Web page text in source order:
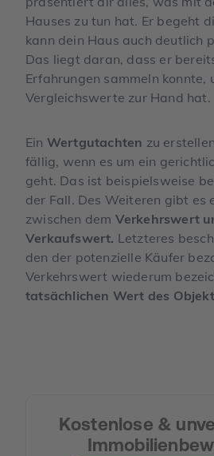
Hauses zu tun hat. Er begeht
kann dein Haus auch deutlich
Das liegt daran, dass er
Erfahrungen sammeln konnte,
Vergleichswerte zur Hand hat.
Ein Wertgutachten zu
fällig, wenn es um ein
geht. Das ist beispielsweise
der Fall. Des Weiteren gibt es
zwischen dem Verkehrswert
Verkaufswert. Letzteres
den der potenzielle Käufer
Verkehrswert wiederum
tatsächlichen Wert des
Kostenlose &